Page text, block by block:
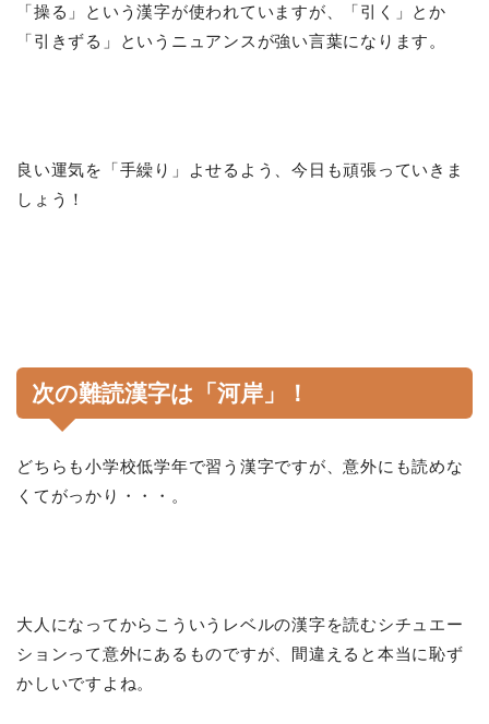
「操る」という漢字が使われていますが、「引く」とか
「引きずる」というニュアンスが強い言葉になります。
良い運気を「手繰り」よせるよう、今日も頑張っていきま
しょう！
次の難読漢字は「 河岸 」！
どちらも小学校低学年で習う漢字ですが、意外にも読めな
くてがっかり・・・。
大人になってからこういうレベルの漢字を読むシチュエー
ションって意外にあるものですが、間違えると本当に恥ず
かしいですよね。